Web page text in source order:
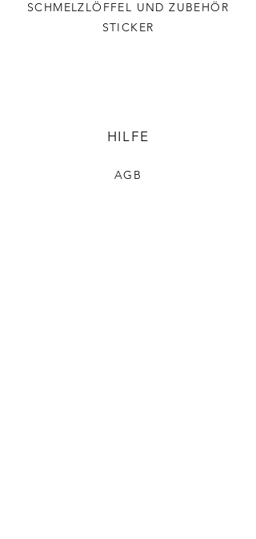
SCHMELZLÖFFEL UND ZUBEHÖR
STICKER
HILFE
AGB